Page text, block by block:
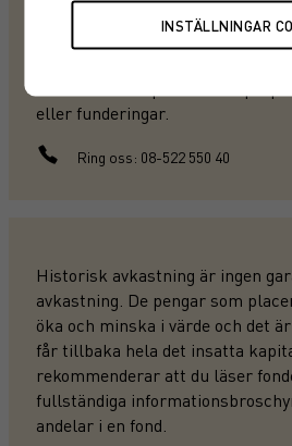
behov och sparmål och
eller funderingar.
Ring oss: 08-522 550 40
Historisk avkastning är ingen
avkastning. De pengar som
öka och minska i värde och det
får tillbaka hela det insatta
rekommenderar att du läser
fullständiga
andelar i en fond.